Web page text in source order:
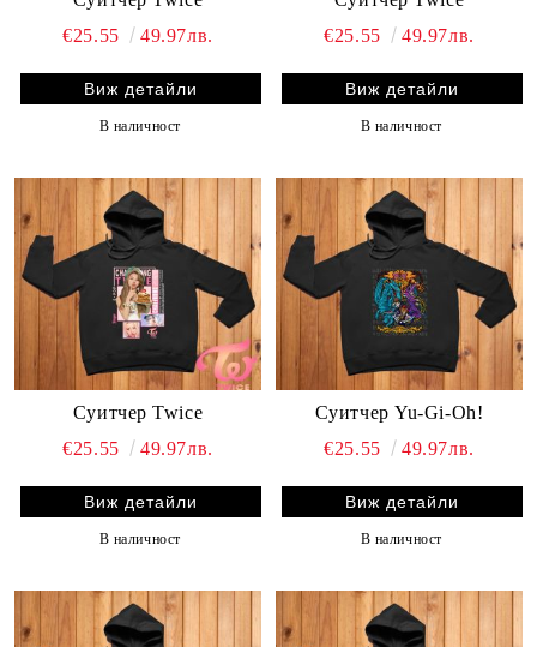
€25.55
49.97лв.
Виж детайли
В наличност
€25.55
49.97лв.
Виж детайли
В наличност
Суитчер Twice
€25.55
49.97лв.
Виж детайли
В наличност
Суитчер Yu-Gi-Oh!
€25.55
49.97лв.
Виж детайли
В наличност